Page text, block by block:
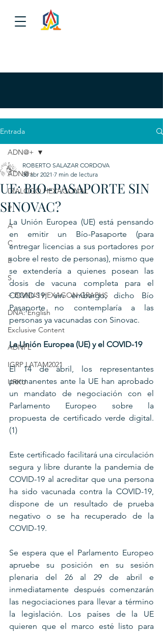
Entrada
ADN@+
DIALOGO HEXAGONAL
P
A
C
E
S
+ BONUS HEXAGON GRAPHS
DNA: English
Exclusive Content
ADNPL
IGRP LATAM2021
URKU
ADN@+
UE: BIO-PASAPORTE SIN
SINOVAC?
ROBERTO SALAZAR CORDOVA
30 abr 2021 7 min de lectura
La Unión Europea (UE) está pensando
en emitir un Bío-Pasaporte (para
entregar licencias a sus portadores por
sobre el resto de personas), mismo que
se extendería a quienes posean las
dosis de vacuna completa para el
COVID-19; sin embargo, dicho Bío
Pasaporte no contemplaría a las
personas ya vacunadas con Sinovac.
La Unión Europea (UE) y el COVID-19
El 14 de abril, los representantes
permanentes ante la UE han aprobado
un mandato de negociación con el
Parlamento Europeo sobre la
propuesta de certificado verde digital.
(1)
Este certificado facilitará una circulación
segura y libre durante la pandemia de
COVID-19 al acreditar que una persona
ha sido vacunada contra la COVID-19,
dispone de un resultado de prueba
negativo o se ha recuperado de la
COVID-19.
Se espera que el Parlamento Europeo
apruebe su posición en su sesión
plenaria del 26 al 29 de abril e
inmediatamente después comenzarán
las negociaciones para llevar a término
la legislación. Los países de la UE
quieren que el marco esté listo para